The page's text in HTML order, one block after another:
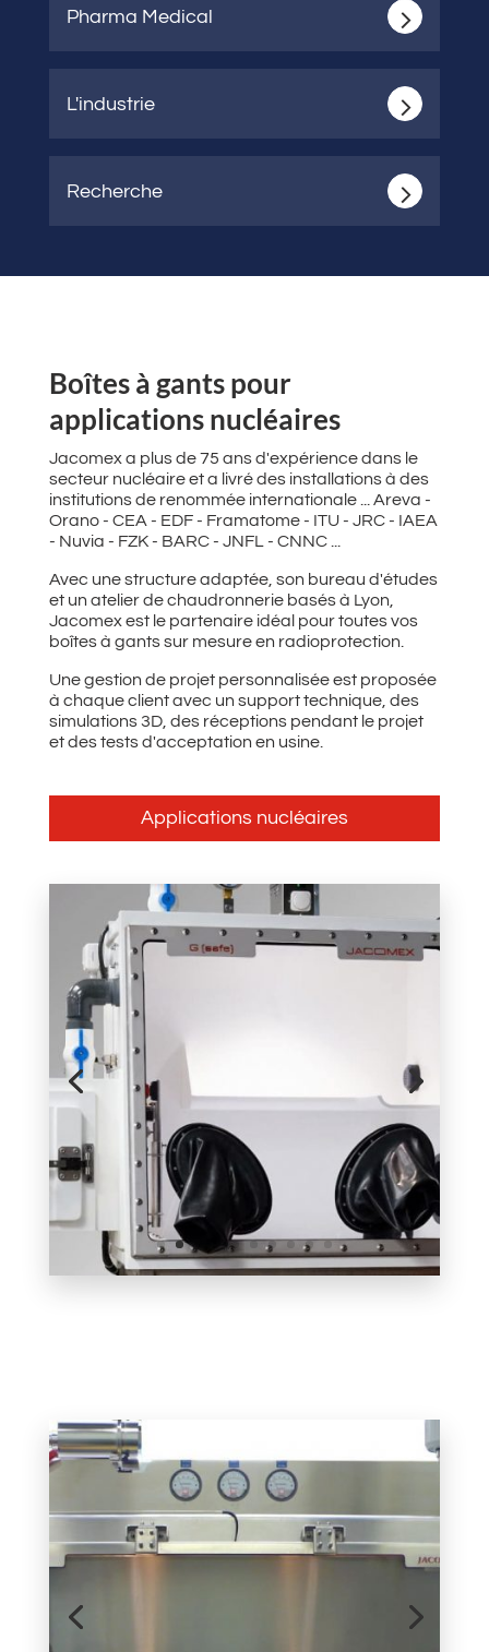
Pharma Medical
L'industrie
Recherche
Boîtes à gants pour
applications nucléaires
Jacomex a plus de 75 ans d'expérience dans le
secteur nucléaire et a livré des installations à des
institutions de renommée internationale ... Areva -
Orano - CEA - EDF - Framatome - ITU - JRC - IAEA
- Nuvia - FZK - BARC - JNFL - CNNC ...
Avec une structure adaptée, son bureau d'études
et un atelier de chaudronnerie basés à Lyon,
Jacomex est le partenaire idéal pour toutes vos
boîtes à gants sur mesure en radioprotection.
Une gestion de projet personnalisée est proposée
à chaque client avec un support technique, des
simulations 3D, des réceptions pendant le projet
et des tests d'acceptation en usine.
Applications nucléaires